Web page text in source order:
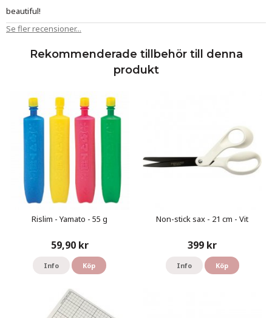
beautiful!
Se fler recensioner...
Rekommenderade tillbehör till denna
produkt
Rislim - Yamato - 55 g
59,90 kr
Info Köp
Non-stick sax - 21 cm - Vit
399 kr
Info Köp